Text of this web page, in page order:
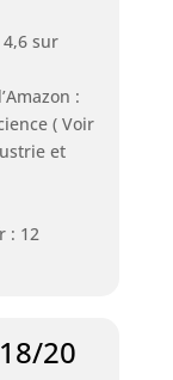
sur
:
( Voir
et
: 12
20